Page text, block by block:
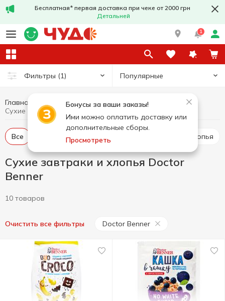
Бесплатная* первая доставка при чеке от 2000 грн
Детальней
1
Фильтры (1) Популярные
Бонусы за ваши заказы!
Ими можно оплатить доставку или
дополнительные сборы.
Просмотреть
Главная Бакалея
Все Сухие завтраки Хлопья
Сухие завтраки и хлопья Doctor
Benner
10 товаров
Очистить все фильтры Doctor Benner